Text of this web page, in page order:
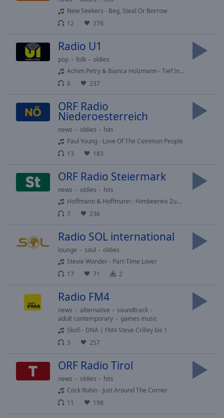
modal
dialog
Color
Background
Caption
New Seekers - Beg, Steal Or Borrow
12
278
Radio U1
pop folk
oldies
Achim Petry & Bianca Holzmann - Tief In Mir Drin
8
237
ORF Radio
Niederoesterreich
news oldies
hits
Paul Young - Love Of The Common People
13
183
ORF Radio Steiermark
news oldies
hits
Hoffmann & Hoffmann - Himbeereis Zum Fruehstueck
7
236
Radio SOL international
lounge soul
oldies
Stevie Wonder - Part-Time Lover
17
71 2
Radio FM4
news alternative
soundtrack
adult contemporary
games music
Skofi - DNA | FM4 Steve Crilley bis 1
3
257
ORF Radio Tirol
news oldies
hits
Cock Robin - Just Around The Corner
11
198